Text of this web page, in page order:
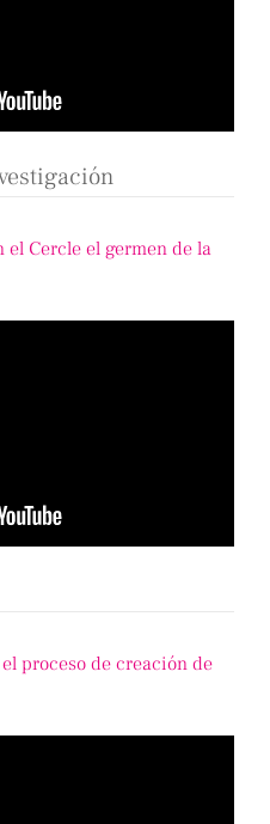
el Cercle el germen de la
proceso de creación de